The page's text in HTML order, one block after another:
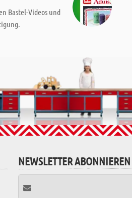
Bastel-Videos und
NEWSLETTER ABONNIEREN